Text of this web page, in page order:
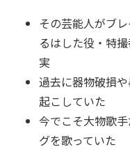
その芸能人がブ
るはした役・特
実
過去に器物破損
起こしていた
今でこそ大物歌
グを歌っていた